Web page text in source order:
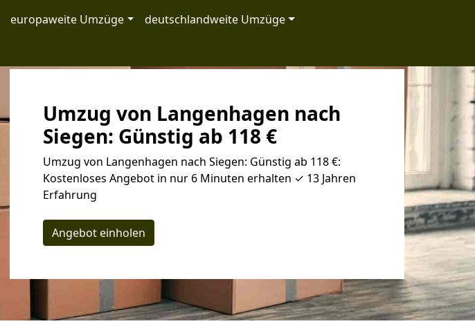
europaweite Umzüge
deutschlandweite Umzüge
Umzug von Langenhagen nach
Siegen: Günstig ab 118 €
Umzug von Langenhagen nach Siegen: Günstig ab 118 €:
Kostenloses Angebot in nur 6 Minuten erhalten ✓ 13 Jahren
Erfahrung
Angebot einholen